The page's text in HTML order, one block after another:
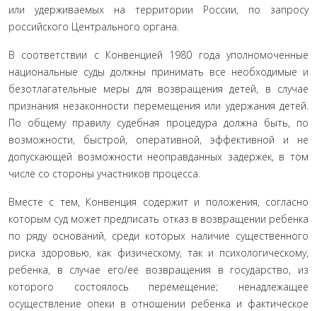
или удерживаемых на территории России, по запросу
российского Центрального органа.
В соответствии с Конвенцией 1980 года уполномоченные
национальные суды должны принимать все необходимые и
безотлагательные меры для возвращения детей, в случае
признания незаконности перемещения или удержания детей.
По общему правилу судебная процедура должна быть, по
возможности, быстрой, оперативной, эффективной и не
допускающей возможности неоправданных задержек, в том
числе со стороны участников процесса.
Вместе с тем, Конвенция содержит и положения, со­гласно
которым суд может предписать отказ в возвращении ребенка
по ряду оснований, среди которых наличие суще­ственного
риска здоровью, как физическому, так и психоло­гическому,
ребенка, в случае его/ее возвращения в государ­ство, из
которого состоялось перемещение; ненадлежащее
осуществление опеки в отношении ребенка и фактическое